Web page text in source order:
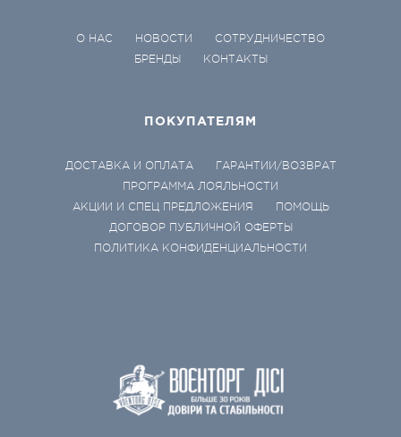
О НАС НОВОСТИ
СОТРУДНИЧЕСТВО
БРЕНДЫ
КОНТАКТЫ
ПОКУПАТЕЛЯМ
ДОСТАВКА И ОПЛАТА
ГАРАНТИИ/ВОЗВРАТ
ПРОГРАММА ЛОЯЛЬНОСТИ
АКЦИИ И СПЕЦ ПРЕДЛОЖЕНИЯ
ПОМОЩЬ
ДОГОВОР ПУБЛИЧНОЙ ОФЕРТЫ
ПОЛИТИКА КОНФИДЕНЦИАЛЬНОСТИ